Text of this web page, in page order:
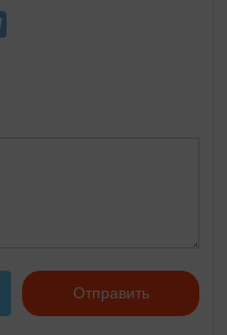
Отправить